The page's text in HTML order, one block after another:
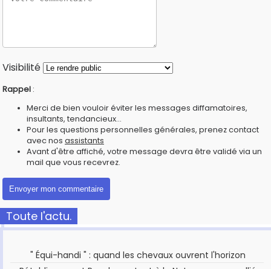
Visibilité
Rappel :
Merci de bien vouloir éviter les messages diffamatoires,
insultants, tendancieux...
Pour les questions personnelles générales, prenez contact
avec nos assistants
Avant d'être affiché, votre message devra être validé via un
mail que vous recevrez.
Toute l'actu.
" Équi-handi " : quand les chevaux ouvrent l'horizon